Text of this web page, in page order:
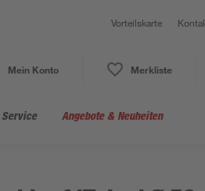
Vorteilskarte
Mein Konto Merkliste
Service Angebote & Neuheiten